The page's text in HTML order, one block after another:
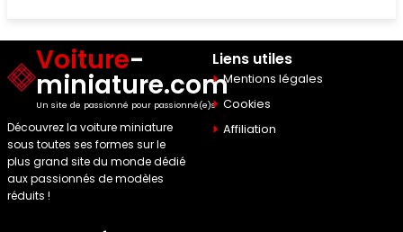
Voiture-
miniature.com
Un site de passionné pour passionné(e)s
Découvrez la voiture miniature
sous toutes ses formes sur le
plus grand site du monde dédié
aux passionnés de modèles
réduits !
Liens utiles
Mentions légales
Cookies
Affiliation